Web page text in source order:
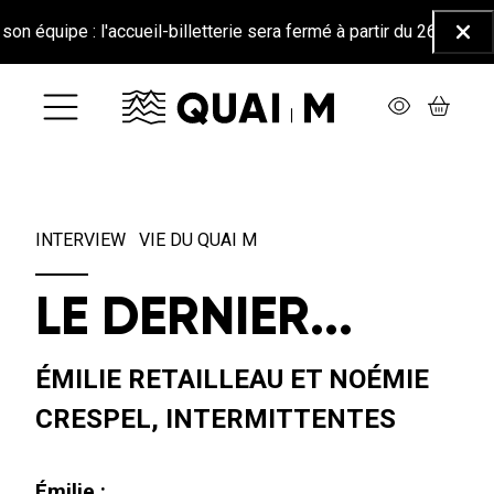
: l'accueil-billetterie sera fermé à partir du 26 juin
INTERVIEW VIE DU QUAI M
LE DERNIER...
ÉMILIE RETAILLEAU ET NOÉMIE
CRESPEL, INTERMITTENTES